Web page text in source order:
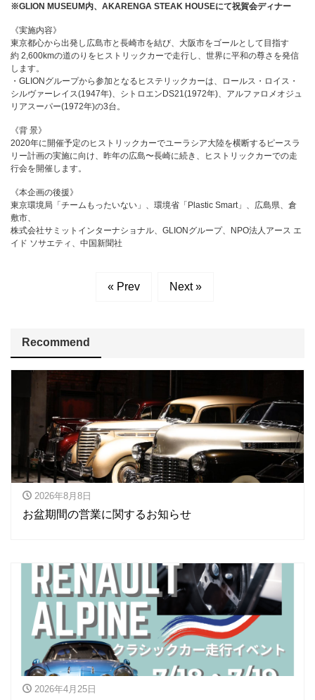
※GLION MUSEUM内、AKARENGA STEAK HOUSEにて祝賀会ディナー
《実施内容》
東京都心から出発し広島市と長崎市を結び、大阪市をゴールとして目指す
約 2,600kmの道のりをヒストリックカーで走行し、世界に平和の尊さを発信
します。
・GLIONグループから参加となるヒステリックカーは、ロールス・ロイス・
シルヴァーレイス(1947年)、シトロエンDS21(1972年)、アルファロメオジュ
リアスーパー(1972年)の3台。
《背 景》
2020年に開催予定のヒストリックカーでユーラシア大陸を横断するピースラ
リー計画の実施に向け、昨年の広島〜長崎に続き、ヒストリックカーでの走
行会を開催します。
《本企画の後援》
東京環境局「チームもったいない」、環境省「Plastic Smart」、広島県、倉
敷市、
株式会社サミットインターナショナル、GLIONグループ、NPO法人アース エ
イド ソサエティ、中国新聞社
« Prev Next »
Recommend
2026年8月8日
お盆期間の営業に関するお知らせ
2026年4月25日